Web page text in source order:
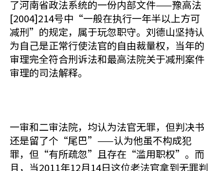
了河南省政法系统的一份内部文件——豫高法
[2004]214号中“一般在执行一年半以上方可
减刑”的规定，属于玩忽职守。刘德山坚持认
为自己是正常行使法官的自由裁量权，当年的
审理完全符合刑诉法和最高法院关于减刑案件
审理的司法解释。
一审和二审法院，均认为法官无罪，但判决书
还是留了个“尾巴”——认为他虽不构成犯
罪，但“有所疏忽”且存在“滥用职权”。而
且，当2011年12月14日这位老法官拿到无罪判